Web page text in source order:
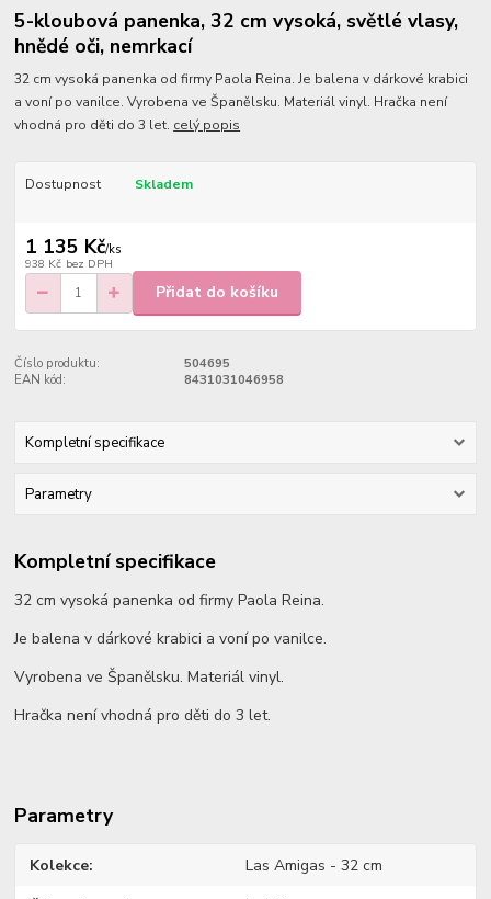
5-kloubová panenka, 32 cm vysoká, světlé vlasy,
hnědé oči, nemrkací
32 cm vysoká panenka od firmy Paola Reina. Je balena v dárkové krabici
a voní po vanilce. Vyrobena ve Španělsku. Materiál vinyl. Hračka není
vhodná pro děti do 3 let. celý popis
Dostupnost Skladem
1 135 Kč/ks
938 Kč bez DPH
Přidat do košíku
Číslo produktu:
504695
EAN kód:
8431031046958
Kompletní specifikace
Parametry
Kompletní specifikace
32 cm vysoká panenka od firmy Paola Reina.
Je balena v dárkové krabici a voní po vanilce.
Vyrobena ve Španělsku. Materiál vinyl.
Hračka není vhodná pro děti do 3 let.
Parametry
Kolekce Las Amigas - 32 cm